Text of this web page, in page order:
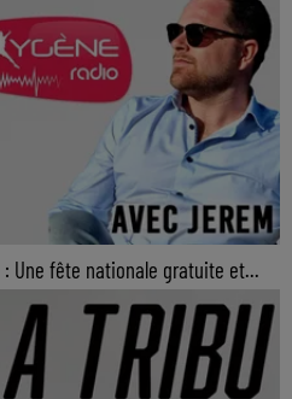
Une fête nationale gratuite et...